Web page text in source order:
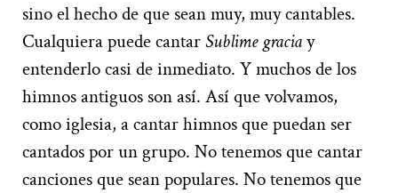
sino el hecho de que sean muy, muy cantables.
Cualquiera puede cantarSublime graciay
entenderlo casi de inmediato. Y muchos de los
himnos antiguos son así. Así que volvamos,
como iglesia, a cantar himnos que puedan ser
cantados por un grupo. No tenemos que cantar
canciones que sean populares. No tenemos que